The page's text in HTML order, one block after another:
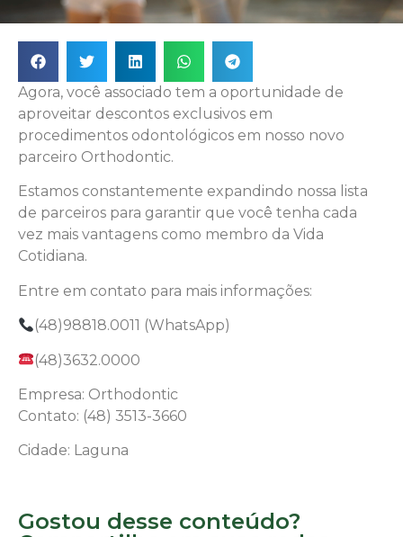
Agora, você associado tem a oportunidade de
aproveitar descontos exclusivos em
procedimentos odontológicos em nosso novo
parceiro Orthodontic.
Estamos constantemente expandindo nossa lista
de parceiros para garantir que você tenha cada
vez mais vantagens como membro da Vida
Cotidiana.
Entre em contato para mais informações:
(48)98818.0011 (WhatsApp)
(48)3632.0000
Empresa: Orthodontic
Contato: (48) 3513-3660
Cidade: Laguna
Gostou desse conteúdo?